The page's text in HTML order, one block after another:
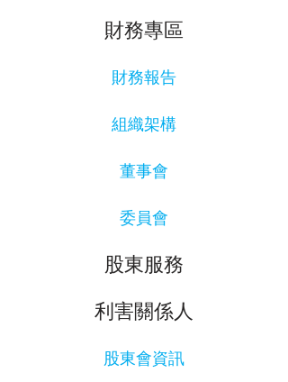
財務專區
財務報告
組織架構
董事會
委員會
股東服務
利害關係人
股東會資訊